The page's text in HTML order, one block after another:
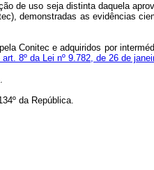
de uso seja distinta daquela
demonstradas as evidências
Conitec e adquiridos por
art. 8º da Lei nº 9.782, de 26 de
da República.